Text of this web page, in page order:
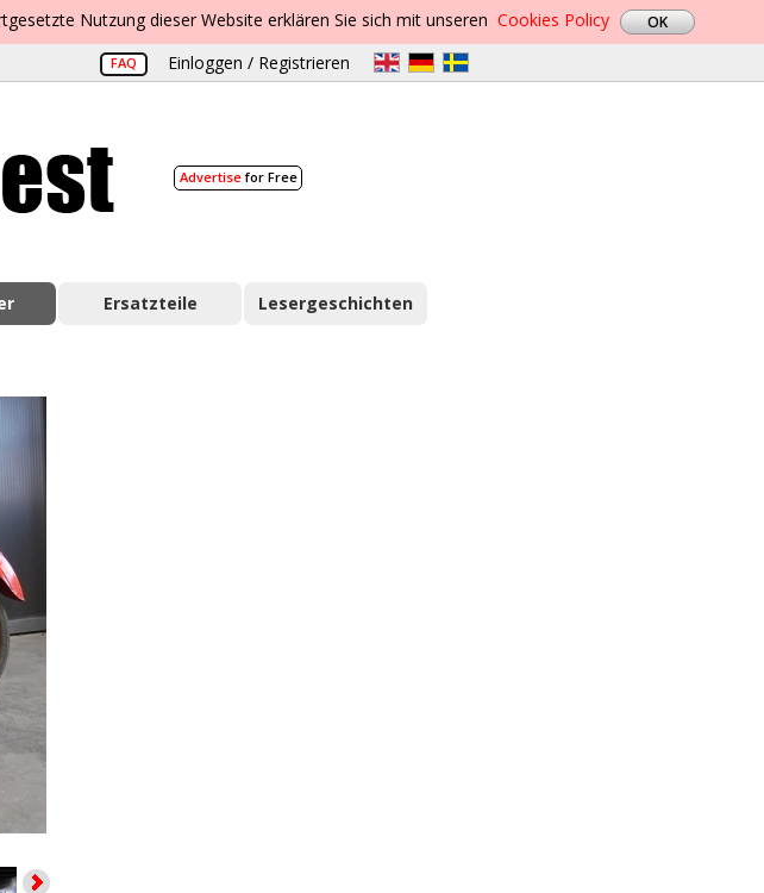
Nutzung dieser Website erklären Sie sich mit unseren Cookies Policy
FAQ Einloggen / Registrieren
Advertisefor Free
Ersatzteile Lesergeschichten